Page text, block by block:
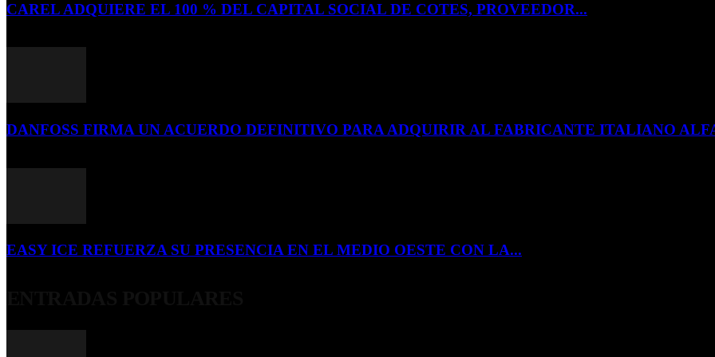
CAREL ADQUIERE EL 100 % DEL CAPITAL SOCIAL DE COTES, PROVEEDOR...
DANFOSS FIRMA UN ACUERDO DEFINITIVO PARA ADQUIRIR AL FABRICANTE ITALIANO
EASY ICE REFUERZA SU PRESENCIA EN EL MEDIO OESTE CON LA...